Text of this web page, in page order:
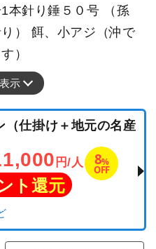
本針り錘５０号 （孫
） 餌、小アジ（沖で
）
示
（仕掛け＋地元の名産
円/人 8%
OFF
ト還元